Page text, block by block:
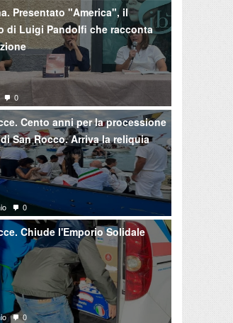
Presentato "America", il
di Luigi Pandolfi che racconta
0
Cento anni per la processione
San Rocco. Arriva la reliquia
0
Chiude l'Emporio Solidale
0